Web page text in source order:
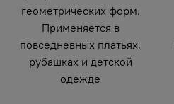
геометрических форм.
Применяется в
повседневных платьях,
рубашках и детской
одежде